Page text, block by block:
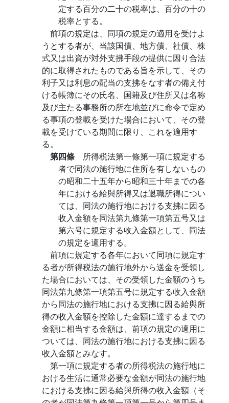
定する百分の二十の税率は、百分の十の
税率とする。
前項の規定は、同項の規定の適用を受けよ
うとする者が、当該国債、地方債、社債、株
式又は出資が対外支拂手段の提供に因り合法
的に取得されたものである旨を示して、その
利子又は利息の配当の支拂をなす者の備え付
ける帳簿にその氏名、国籍及び住所又は名称
及び主たる事務所の所在地並びに命令で定め
る事項の登載を受けた場合において、その登
載を受けている期間に限り、これを適用す
る。
第四條 所得税法第一條第一項に規定する
者で同法の施行地に住所を有しないもの
の昭和二十五年から昭和三十年までの各
年における給與所得又は退職所得につい
ては、同法の施行地における支拂に因る
收入金額を同法第九條第一項第五号又は
第六号に規定する收入金額として、同法
の規定を適用する。
前項に規定する各年において同項に規定す
る者が所得税法の施行地外から送金を受領し
た場合においては、その受領した金額のうち
同法第九條第一項第五号に規定する收入金額
から同法の施行地における支拂に因る給與所
得の收入金額を控除した金額に達するまでの
金額に相当する金額は、前項の規定の適用に
ついては、同法の施行地における支拂に因る
收入金額とみなす。
第一項に規定する者の所得税法の施行地に
おける生活に通常必要な金額が同法の施行地
における支拂に因る給與所得の收入金額（そ